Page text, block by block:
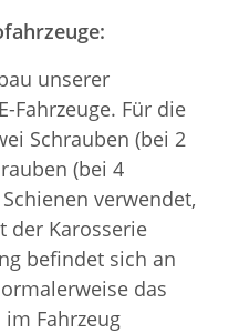
unserer
Fahrzeuge. Für die
Schrauben (bei 2
(bei 4
verwendet,
der Karosserie
befindet sich an
das
Fahrzeug